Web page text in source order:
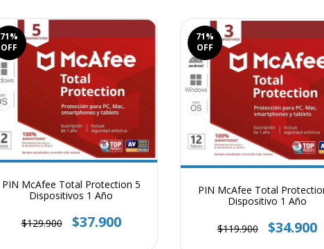
71%
OFF
PIN McAfee Total Protection 5
Dispositivos 1 Año
$129.900 $37.900
71%
OFF
PIN McAfee Total
Dispositivo 1 Año
$119.900 $34.900